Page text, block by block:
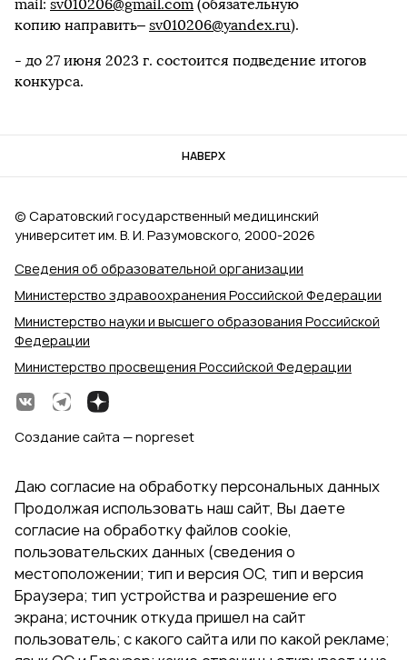
mail: sv010206@gmail.com (обязательную
копию направить– sv010206@yandex.ru).
- до 27 июня 2023 г. состоится подведение итогов
конкурса.
НАВЕРХ
Сведения об образовательной организации
Министерство здравоохранения Российской Федерации
Министерство науки и высшего образования Российской
Федерации
Министерство просвещения Российской Федерации
© Саратовский государственный медицинский
университет им. В. И. Разумовского, 2000‑2026
Создание сайта — nopreset
Даю согласие на обработку персональных данных
Продолжая использовать наш сайт, Вы даете
согласие на обработку файлов cookie,
пользовательских данных (сведения о
местоположении; тип и версия ОС, тип и версия
Браузера; тип устройства и разрешение его
экрана; источник откуда пришел на сайт
пользователь; с какого сайта или по какой рекламе;